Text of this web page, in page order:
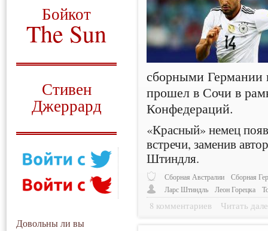
Бойкот
The Sun
Стивен
Джеррард
Довольны ли вы
сборными Германии
прошел в Сочи в
Конфедераций.
«Красный» немец
встречи, заменив
Штиндля.
Сборная Австралии
Сборная
Ларс Штиндль
Леон Горецка
8 комментариев Читать